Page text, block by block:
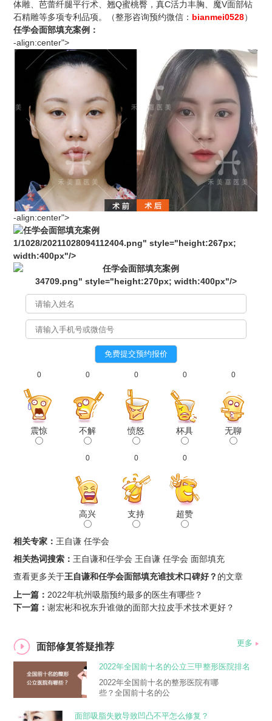
体雕、芭蕾纤腿平行术、翘Q蜜桃臀，真C活力丰胸、魔V面部钻
石精雕等多项专利品项。（整形咨询预约微信： bianmei0528）
任学会面部填充案例 ：
-align:center">
-align:center">
1/1028/20211028094112404.png" style="height:267px;
width:400px"/>
34709.png" style="height:270px; width:400px"/>
0
震惊
0
不解
0
愤怒
0
杯具
0
无聊
0
高兴
0
支持
0
超赞
相关专家： 王自谦 任学会
相关热词搜索： 王自谦和任学会 王自谦 任学会 面部填充
查看更多关于王自谦和任学会面部填充谁技术口碑好？ 的文章
上一篇： 2022年杭州吸脂预约最多的医生有哪些？
下一篇：谢宏彬和祝东升谁做的面部大拉皮手术技术更好？
面部修复答疑推荐 更多
2022年全国前十名的公立三甲整形医院排名
大全
2022年全国前十名的整形医院有哪
些？全国前十名的公
面部吸脂失败导致凹凸不平怎么修复？